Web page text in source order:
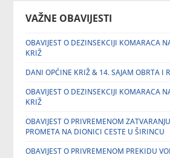
VAŽNE OBAVIJESTI
OBAVIJEST O DEZINSEKCIJI KOMARACA
KRIŽ
DANI OPĆINE KRIŽ & 14. SAJAM OBRTA I
OBAVIJEST O DEZINSEKCIJI KOMARACA
KRIŽ
OBAVIJEST O PRIVREMENOM
PROMETA NA DIONICI CESTE U ŠIRINCU
OBAVIJEST O PRIVREMENOM PREKIDU